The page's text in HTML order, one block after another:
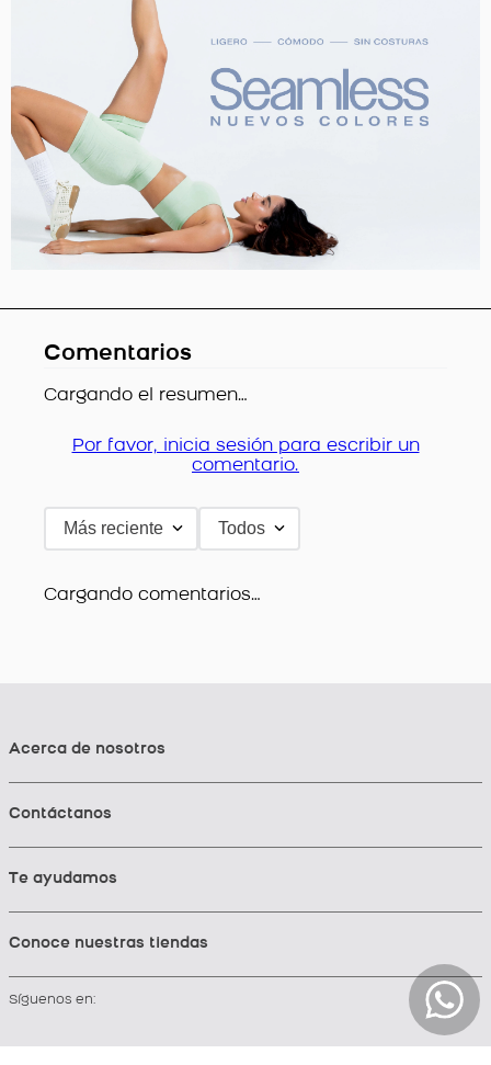
Comentarios
Cargando el resumen…
Por favor, inicia sesión para escribir un
comentario.
Más reciente Todos
Cargando comentarios…
Acerca de nosotros
Contáctanos
Te ayudamos
Conoce nuestras tiendas
Síguenos en: